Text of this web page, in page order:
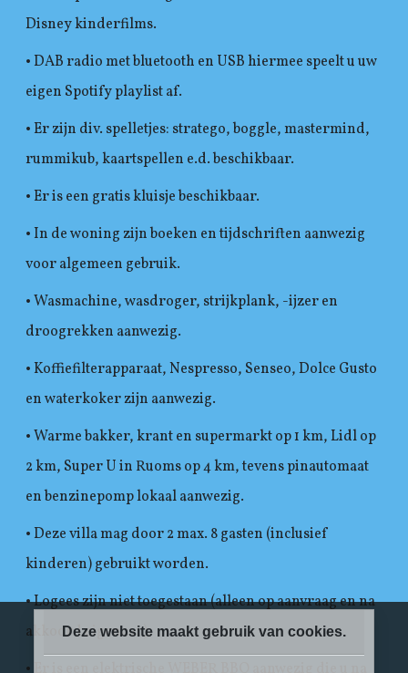
Disney kinderfilms.
• DAB radio met bluetooth en USB hiermee speelt u uw
eigen Spotify playlist af.
• Er zijn div. spelletjes: stratego, boggle, mastermind,
rummikub, kaartspellen e.d. beschikbaar.
• Er is een gratis kluisje beschikbaar.
• In de woning zijn boeken en tijdschriften aanwezig
voor algemeen gebruik.
• Wasmachine, wasdroger, strijkplank, -ijzer en
droogrekken aanwezig.
• Koffiefilterapparaat, Nespresso, Senseo, Dolce Gusto
en waterkoker zijn aanwezig.
• Warme bakker, krant en supermarkt op 1 km, Lidl op
2 km, Super U in Ruoms op 4 km, tevens pinautomaat
en benzinepomp lokaal aanwezig.
• Deze villa mag door 2 max. 8 gasten (inclusief
kinderen) gebruikt worden.
• Logees zijn niet toegestaan (alleen op aanvraag en na
akkoord eigenaar).
Deze website maakt gebruik van cookies.